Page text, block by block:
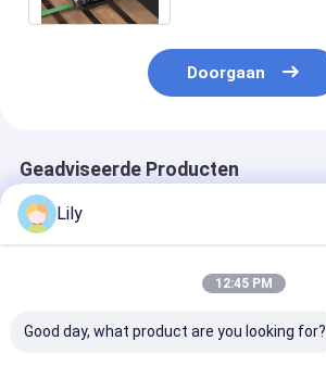
Doorgaan
Geadviseerde Producten
Lily
12:45 PM
Good day, what product are you looking for?